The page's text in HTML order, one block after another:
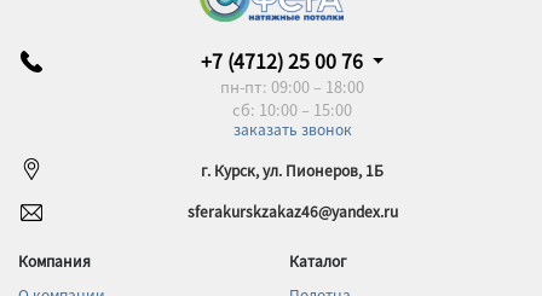
+7 (4712) 25 00 76
пн-пт: 09:00 – 18:00
сб: 10:00 – 15:00
заказать звонок
г. Курск, ул. Пионеров, 1Б
sferakurskzakaz46@yandex.ru
Компания
Каталог